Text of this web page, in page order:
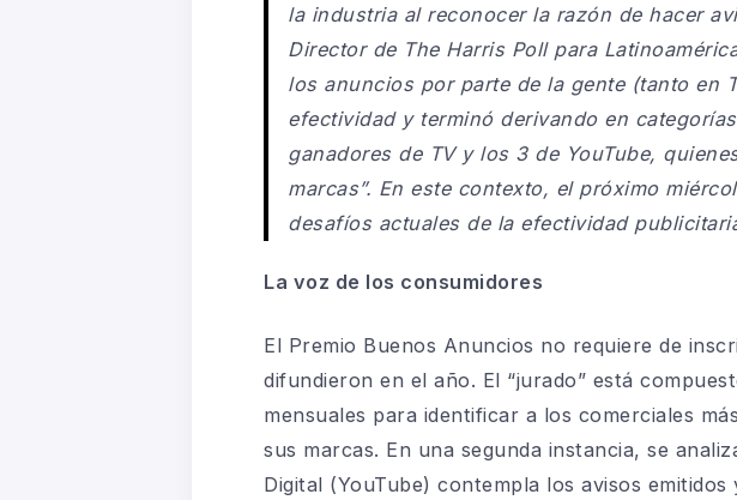
la industria al reconocer la razón de hacer
Director de The Harris Poll para
los anuncios por parte de la gente (tanto en
efectividad y terminó derivando en
ganadores de TV y los 3 de YouTube,
marcas”. En este contexto, el próximo
desafíos actuales de la efectividad
La voz de los consumidores
El Premio Buenos Anuncios no requiere de
difundieron en el año. El “jurado” está
mensuales para identificar a los comerciales
sus marcas. En una segunda instancia, se
Digital (YouTube) contempla los avisos